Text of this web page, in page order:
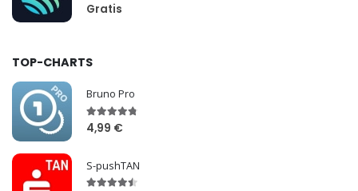
Gratis
TOP-CHARTS
Bruno Pro
4,99 €
S-pushTAN